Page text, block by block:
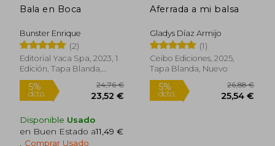
Bala en Boca
Bunster Enrique
(2)
Editorial Yaca Spa, 2023, 1
Edición, Tapa Blanda,
Nuevo
Disponible Usado
en Buen Estado a11,49 €
Comprar Usado
Aferrada a mi balsa
Gladys Díaz Armijo
(1)
Ceibo Ediciones, 2025,
Tapa Blanda, Nuevo